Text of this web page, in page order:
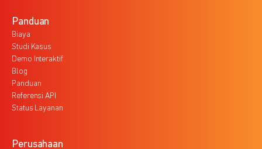
Panduan
Biaya
Studi Kasus
Demo Interaktif
Blog
Panduan
Referensi API
Status Layanan
Perusahaan